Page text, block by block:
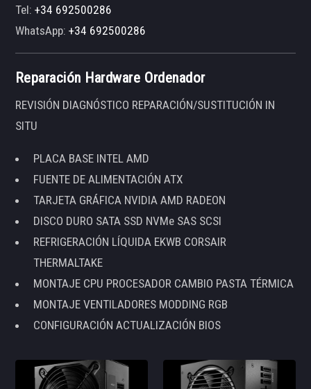
Tel:+34 692500286
WhatsApp:+34 692500286
Reparación Hardware Ordenador
REVISIÓN DIAGNÓSTICO REPARACIÓN/SUSTITUCIÓN IN
SITU
PLACA BASE INTEL AMD
FUENTE DE ALIMENTACIÓN ATX
TARJETA GRÁFICA NVIDIA AMD RADEON
DISCO DURO SATA SSD NVMe SAS SCSI
REFRIGERACIÓN LÍQUIDA EKWB CORSAIR
THERMALTAKE
MONTAJE CPU PROCESADOR CAMBIO PASTA TÉRMICA
MONTAJE VENTILADORES MODDING RGB
CONFIGURACIÓN ACTUALIZACIÓN BIOS